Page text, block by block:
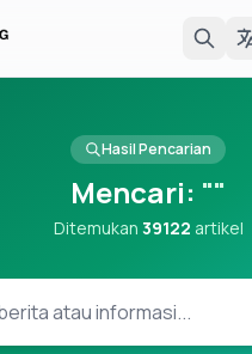
Hasil Pencarian
Mencari: ""
Ditemukan 39122 artikel